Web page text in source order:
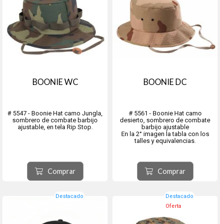
BOONIE WC
# 5547 - Boonie Hat camo Jungla,
sombrero de combate barbijo
ajustable, en tela Rip Stop.
Comprar
BOONIE DC
# 5561 - Boonie Hat camo
desierto, sombrero de combate
barbijo ajustable
En la 2° imagen la tabla con los
talles y equivalencias.
Comprar
Destacado
Destacado
Oferta